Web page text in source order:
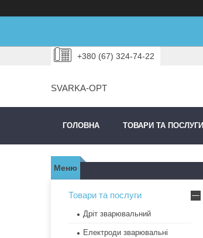
+380 (67) 324-74-22
SVARKA-OPT
ГОЛОВНА ТОВАРИ ТА ПОСЛУГИ
Товари та послуги
Дріт зварювальний
Електроди зварювальні